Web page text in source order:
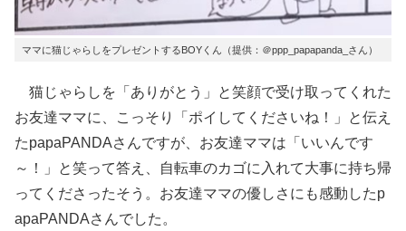
ママに猫じゃらしをプレゼントするBOYくん（提供：＠ppp_papapanda_さん）
猫じゃらしを「ありがとう」と笑顔で受け取ってくれた
お友達ママに、こっそり「ポイしてくださいね！」と伝え
たpapaPANDAさんですが、お友達ママは「いいんです
～！」と笑って答え、自転車のカゴに入れて大事に持ち帰
ってくださったそう。お友達ママの優しさにも感動したp
apaPANDAさんでした。